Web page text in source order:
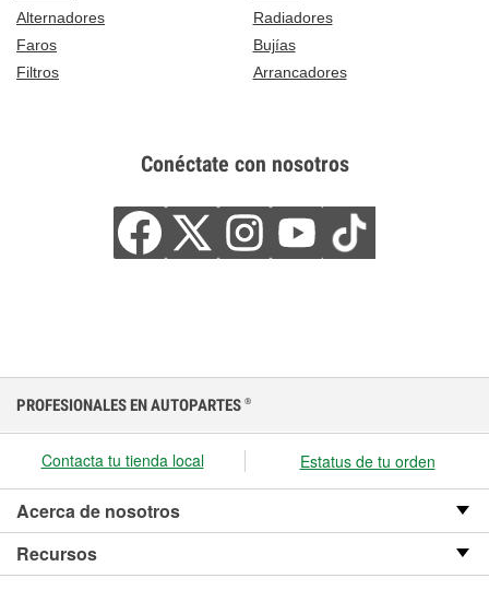
Alternadores
Radiadores
Faros
Bujías
Filtros
Arrancadores
Conéctate con nosotros
PROFESIONALES EN AUTOPARTES ®
Contacta tu tienda local Estatus de tu orden
Acerca de nosotros
Recursos